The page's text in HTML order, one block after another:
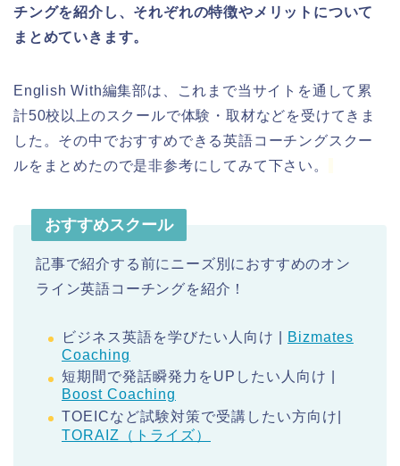
チングを紹介し、それぞれの特徴やメリットについて
まとめていきます。
English With編集部は、これまで当サイトを通して累
計50校以上のスクールで体験・取材などを受けてきま
した。その中でおすすめできる英語コーチングスクー
ルをまとめたので是非参考にしてみて下さい。
おすすめスクール
記事で紹介する前にニーズ別におすすめのオン
ライン英語コーチングを紹介！
ビジネス英語を学びたい人向け |
Bizmates
Coaching
短期間で発話瞬発力をUPしたい人向け |
Boost Coaching
TOEICなど試験対策で受講したい方向け|
TORAIZ（トライズ）